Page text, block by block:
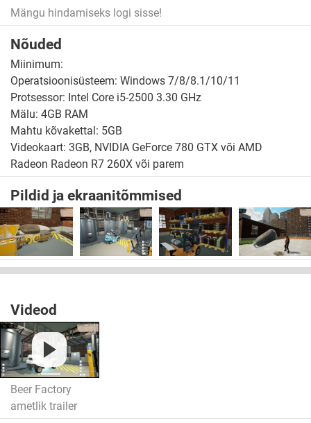
Mängu hindamiseks logi sisse!
Nõuded
Miinimum:
Operatsioonisüsteem: Windows 7/8/8.1/10/11
Protsessor: Intel Core i5-2500 3.30 GHz
Mälu: 4GB RAM
Mahtu kõvakettal: 5GB
Videokaart: 3GB, NVIDIA GeForce 780 GTX või AMD
Radeon Radeon R7 260X või parem
Pildid ja ekraanitõmmised
Videod
Beer Factory
ametlik trailer